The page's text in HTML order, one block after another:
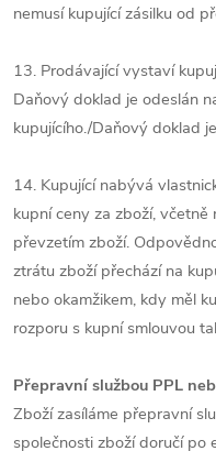
nemusí kupující zásilku od
13. Prodávající vystaví
Daňový doklad je odeslán
kupujícího./Daňový doklad
14. Kupující nabývá
kupní ceny za zboží,
převzetím zboží.
ztrátu zboží přechází na
nebo okamžikem, kdy měl
rozporu s kupní smlouvou
Přepravní službou PPL
Zboží zasíláme přepravní
společnosti zboží doručí po